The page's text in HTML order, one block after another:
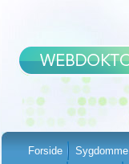
Forside Sygdomme